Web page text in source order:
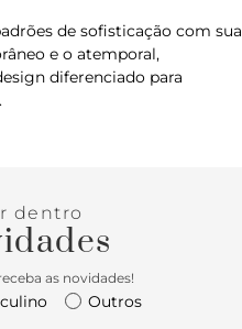
de sofisticação com sua
e o atemporal,
diferenciado para
dentro
as novidades!
Outros